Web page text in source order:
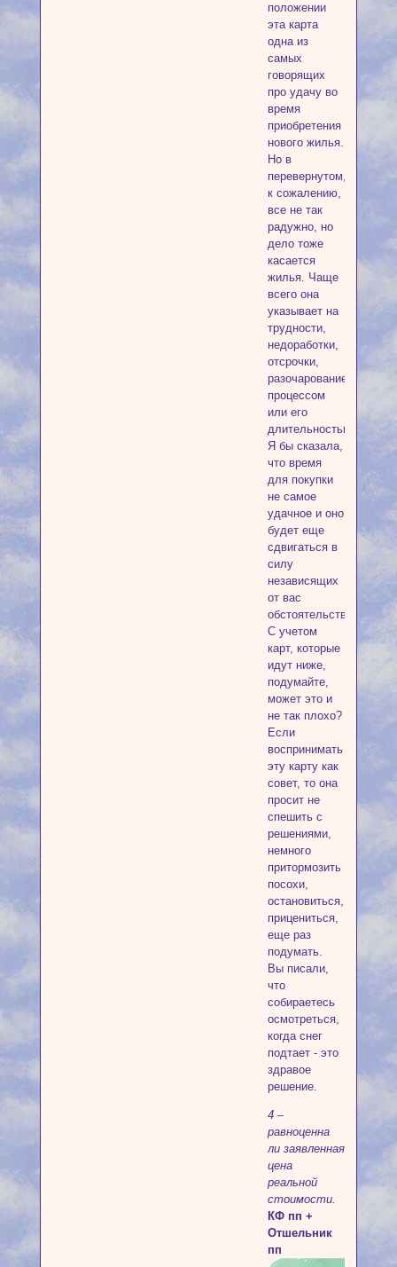
положении
эта карта
одна из
самых
говорящих
про удачу во
время
приобретения
нового жилья.
Но в
перевернутом,
к сожалению,
все не так
радужно, но
дело тоже
касается
жилья. Чаще
всего она
указывает на
трудности,
недоработки,
отсрочки,
разочарование
процессом
или его
длительностью.
Я бы сказала,
что время
для покупки
не самое
удачное и оно
будет еще
сдвигаться в
силу
независящих
от вас
обстоятельств.
С учетом
карт, которые
идут ниже,
подумайте,
может это и
не так плохо?
Если
воспринимать
эту карту как
совет, то она
просит не
спешить с
решениями,
немного
притормозить
посохи,
остановиться,
прицениться,
еще раз
подумать.
Вы писали,
что
собираетесь
осмотреться,
когда снег
подтает - это
здравое
решение.
4 –
paвнoцeннa
ли зaявлeннaя
цeнa
peaльнoй
cтoимocти.
КФ пп +
Отшельник
пп